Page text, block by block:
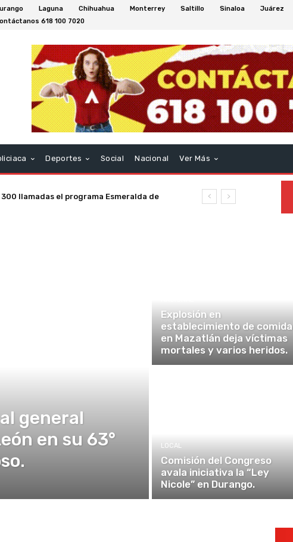
Laguna Chihuahua Monterrey Saltillo Sinaloa
Juárez
618 100 7020
Deportes Social Nacional Ver Más
al general Domingo Arrieta León en su
llamadas el programa Esmeralda de
general
en su 63°
Explosión en
establecimiento de comida
en Mazatlán deja víctimas
mortales y varios heridos.
LOCAL
Comisión del Congreso
avala iniciativa la “Ley
Nicole” en Durango.